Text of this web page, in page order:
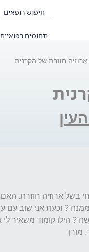
חיפוש רופאים
תחומים רפואיים
ארוזיה חוזרת של הקרנית
מורן